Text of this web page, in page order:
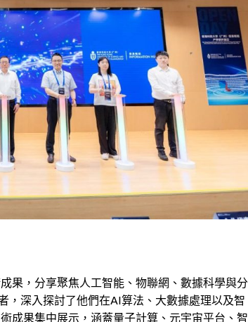
果，分享聚焦人工智能、物聯網、數據科學與分
，深入探討了他們在AI算法、大數據處理以及智
成果集中展示，涵蓋量子計算、元宇宙平台、智